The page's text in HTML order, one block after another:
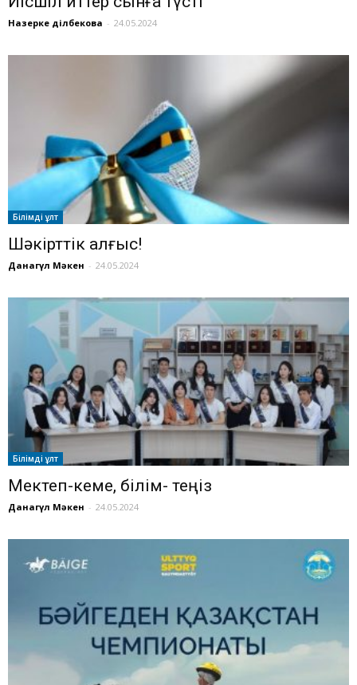
Назерке Әділбекова - 24.05.2024
Білімді ұлт
Шәкірттік алғыс!
Данагүл Мәкен - 24.05.2024
Білімді ұлт
Мектеп-кеме, білім- теңіз
Данагүл Мәкен - 24.05.2024